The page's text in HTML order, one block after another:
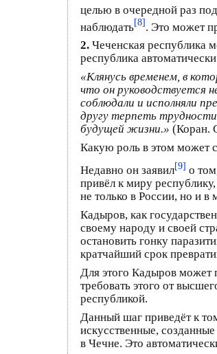
целью в очередной раз
наблюдать[8]. Это может
2. Чеченская республика
республика
«Клянусь временем, в
что он руководствуется
соблюдали и исполняли
другу терпеть
будущей жизни.» (Коран.
Какую роль в этом может
Недавно он заявил[9] о
привёл к миру
не только в России, но и
Кадыров, как
своему народу и своей
остановить гонку
кратчайший срок
Для этого Кадыров может
требовать этого от
республикой.
Данный шаг приведёт к
искусственные,
в Чечне. Это